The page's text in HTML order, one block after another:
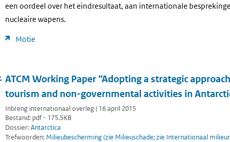
een oordeel over het eindresultaat, aan internationale
nucleaire wapens.
Motie
ATCM Working Paper “Adopting a strategic
tourism and non-governmental activities in
Inbreng internationaal overleg | 16 april 2015
Bestand: pdf - 175.5KB
Dossier:Antarctica
Trefwoorden: Milieubescherming (zie Milieuschade; zie Internationaal